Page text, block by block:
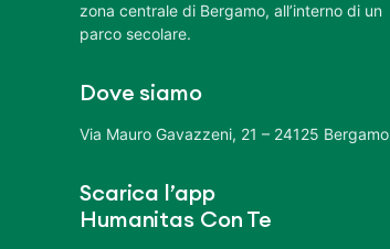
zona centrale di Bergamo, all’interno di un
parco secolare.
Dove siamo
Via Mauro Gavazzeni, 21 – 24125 Bergamo
Scarica l’app
Humanitas Con Te